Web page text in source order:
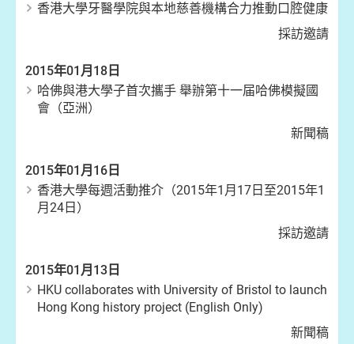
香港大學牙醫學院與本地慈善機構合力推動口腔健康
採訪邀請
2015年01月18日
哈佛與港大學子首次攜手 舉辦第十一届哈佛模擬國
會（亞洲）
新聞稿
2015年01月16日
香港大學每週活動推介（2015年1月17日至2015年1
月24日）
採訪邀請
2015年01月13日
HKU collaborates with University of Bristol to launch
Hong Kong history project (English Only)
新聞稿